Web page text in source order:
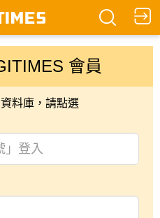
會員
料庫，請點選